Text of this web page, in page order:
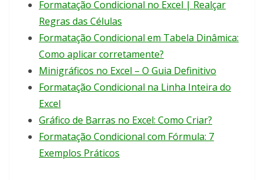
Formatação Condicional no Excel | Realçar
Regras das Células
Formatação Condicional em Tabela Dinâmica:
Como aplicar corretamente?
Minigráficos no Excel – O Guia Definitivo
Formatação Condicional na Linha Inteira do
Excel
Gráfico de Barras no Excel: Como Criar?
Formatação Condicional com Fórmula: 7
Exemplos Práticos